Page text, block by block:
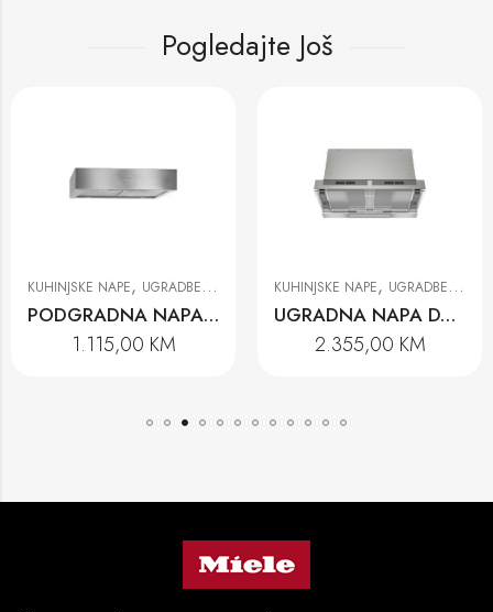
Pogledajte Još
KUHINJSKE NAPE, UGRADBENE KUHINJSKE NAPE
UGRADNA NAPA DAS 4640
2.355,00KM
KUHINJSKE NAPE, UGRADBENE KUHINJSKE NAPE
UGRADNA NAPA DAS 8930
3.432,00 KM